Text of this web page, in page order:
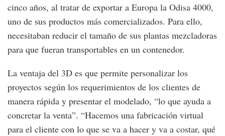
cinco años, al tratar de exportar a Europa la Odisa 4000,
uno de sus productos más comercializados. Para ello,
necesitaban reducir el tamaño de sus plantas mezcladoras
para que fueran transportables en un contenedor.
La ventaja del 3D es que permite personalizar los
proyectos según los requerimientos de los clientes de
manera rápida y presentar el modelado, “lo que ayuda a
concretar la venta”. “Hacemos una fabricación virtual
para el cliente con lo que se va a hacer y va a costar, qué